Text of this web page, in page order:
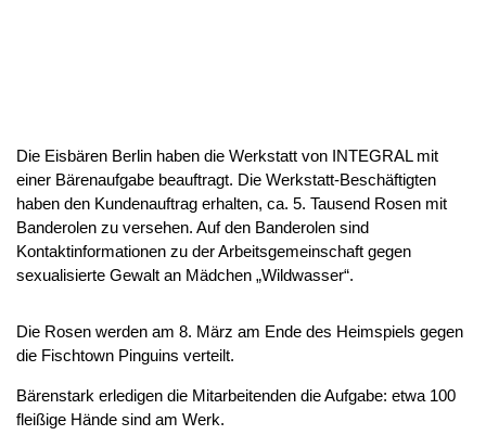
Die Eisbären Berlin haben die Werkstatt von INTEGRAL mit
einer Bärenaufgabe beauftragt. Die Werkstatt-Beschäftigten
haben den Kundenauftrag erhalten, ca. 5. Tausend Rosen mit
Banderolen zu versehen. Auf den Banderolen sind
Kontaktinformationen zu der Arbeitsgemeinschaft gegen
sexualisierte Gewalt an Mädchen „Wildwasser“.
Die Rosen werden am 8. März am Ende des Heimspiels gegen
die Fischtown Pinguins verteilt.
Bärenstark erledigen die Mitarbeitenden die Aufgabe: etwa 100
fleißige Hände sind am Werk.